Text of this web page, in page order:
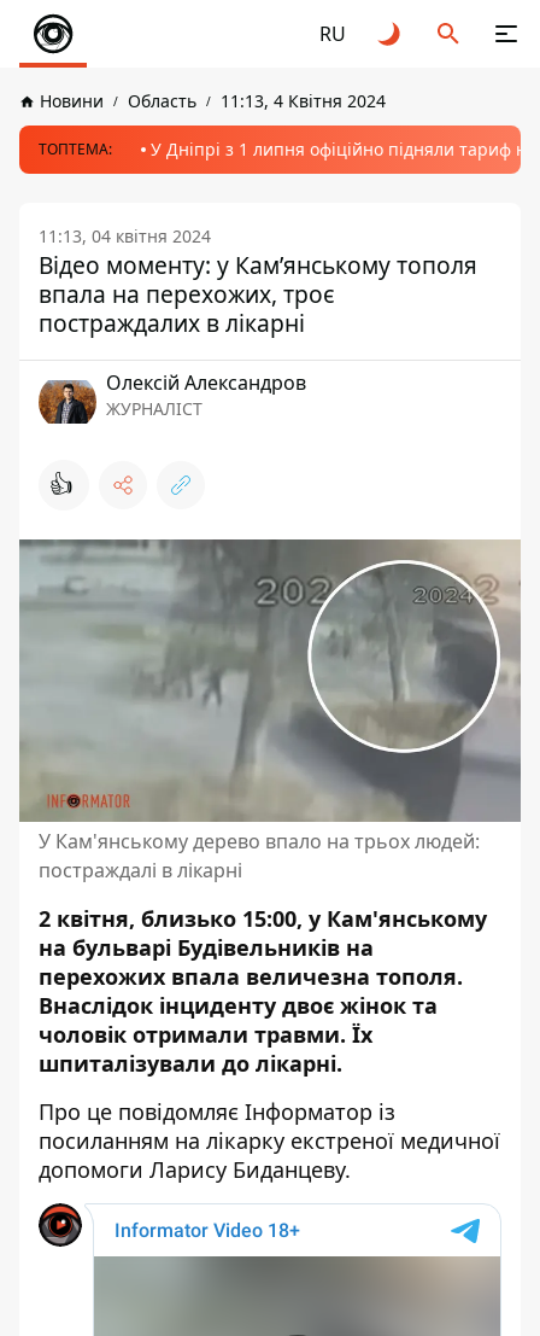
RU
Новини Область 11:13, 4 Квітня 2024
ТОПТЕМА: У Дніпрі з 1 липня офіційно підняли тариф
11:13, 04 квітня 2024
Відео моменту: у Кам’янському тополя
впала на перехожих, троє
постраждалих в лікарні
Олексій Александров
ЖУРНАЛІСТ
👍
У Кам'янському дерево впало на трьох людей:
постраждалі в лікарні
2 квітня, близько 15:00, у Кам'янському
на бульварі Будівельників на
перехожих впала величезна тополя.
Внаслідок інциденту двоє жінок та
чоловік отримали травми. Їх
шпиталізували до лікарні.
Про це повідомляє Інформатор із
посиланням на лікарку екстреної медичної
допомоги Ларису Биданцеву.